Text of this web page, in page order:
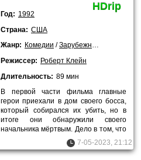
HDrip
Год: 1992
Страна: США
Жанр: Комедии /Зарубежные
Режиссер: Роберт Клейн
Длительность: 89 мин
В первой части фильма главные
герои приехали в дом своего босса,
который собирался их убить, но в
итоге они обнаружили своего
начальника мёртвым. Дело в том, что
тот спал с женой местного7-05-2023, 21:12